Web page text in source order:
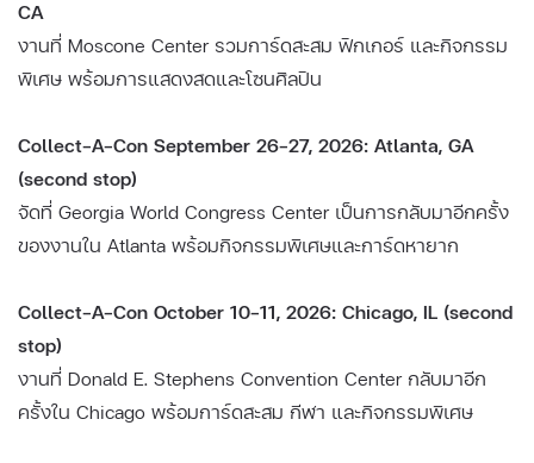
CA
งานที่ Moscone Center รวมการ์ดสะสม ฟิกเกอร์ และกิจกรรม
พิเศษ พร้อมการแสดงสดและโซนศิลปิน
Collect-A-Con September 26–27, 2026: Atlanta, GA
(second stop)
จัดที่ Georgia World Congress Center เป็นการกลับมาอีกครั้ง
ของงานใน Atlanta พร้อมกิจกรรมพิเศษและการ์ดหายาก
Collect-A-Con October 10–11, 2026: Chicago, IL (second
stop)
งานที่ Donald E. Stephens Convention Center กลับมาอีก
ครั้งใน Chicago พร้อมการ์ดสะสม กีฬา และกิจกรรมพิเศษ